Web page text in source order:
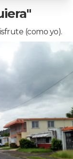
(como yo).